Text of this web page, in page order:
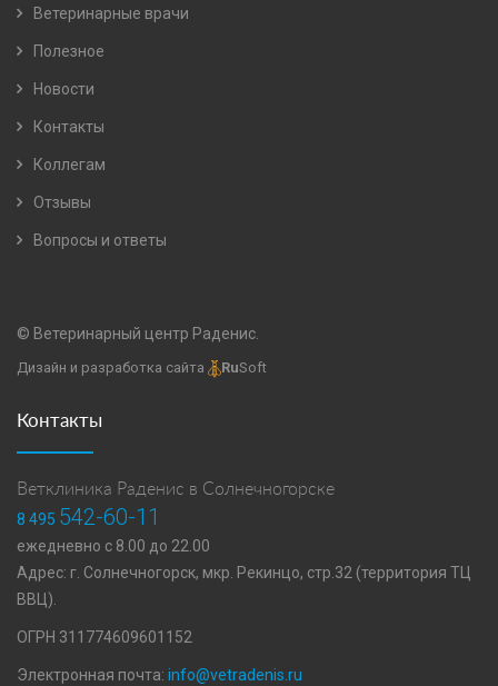
Ветеринарные врачи
Полезное
Новости
Контакты
Коллегам
Отзывы
Вопросы и ответы
© Ветеринарный центр Раденис.
Дизайн и разработка сайта RuSoft
Контакты
Ветклиника Раденис в Солнечногорске
8 495 542-60-11
ежедневно с 8.00 до 22.00
Адрес: г. Солнечногорск, мкр. Рекинцо, стр.32 (территория ТЦ
ВВЦ).
ОГРН 311774609601152
Электронная почта: info@vetradenis.ru